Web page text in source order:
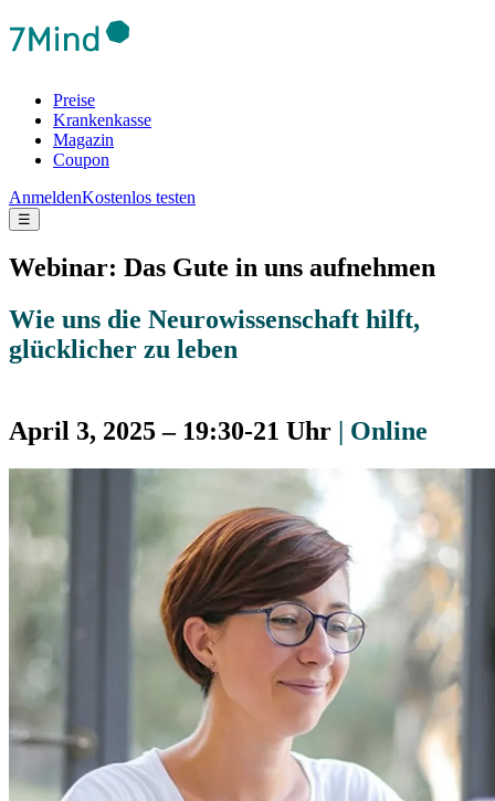
Preise
Krankenkasse
Magazin
Coupon
AnmeldenKostenlos testen
☰
Webinar: Das Gute in uns aufnehmen
Wie uns die Neurowissenschaft hilft,
glücklicher zu leben
April 3, 2025 – 19:30-21 Uhr | Online